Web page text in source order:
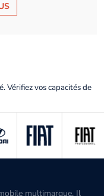
Vérifiez vos capacités de
multimarque. Il